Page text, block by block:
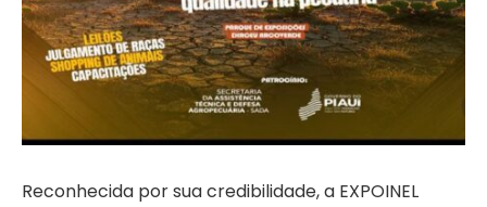
Reconhecida por sua credibilidade, a EXPOINEL